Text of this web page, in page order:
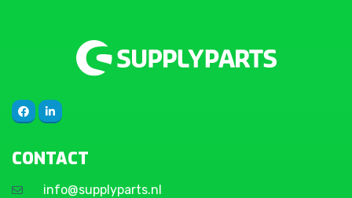
CONTACT
info@supplyparts.nl